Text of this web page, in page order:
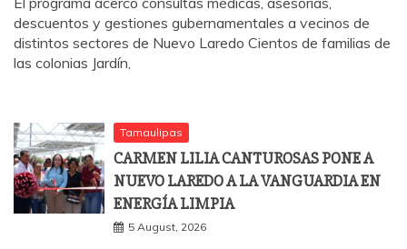
descuentos y gestiones gubernamentales a vecinos de
distintos sectores de Nuevo Laredo Cientos de familias de
las colonias Jardín,
Tamaulipas
CARMEN LILIA CANTUROSAS PONE A
NUEVO LAREDO A LA VANGUARDIA EN
ENERGÍA LIMPIA
5 August, 2026